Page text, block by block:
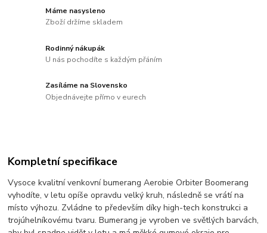
Máme nasysleno
Zboží držíme skladem
Rodinný nákupák
U nás pochodíte s každým přáním
Zasíláme na Slovensko
Objednávejte přímo v eurech
Kompletní specifikace
Vysoce kvalitní venkovní bumerang Aerobie Orbiter Boomerang
vyhodíte, v letu opíše opravdu velký kruh, následně se vrátí na
místo výhozu. Zvládne to především díky high-tech konstrukci a
trojúhelníkovému tvaru. Bumerang je vyroben ve světlých barvách,